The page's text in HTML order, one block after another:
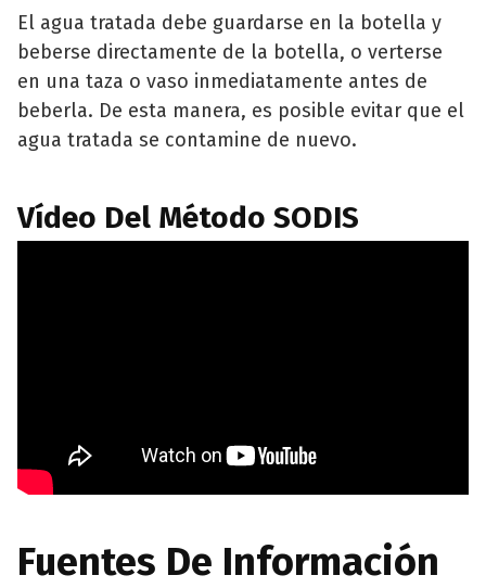
El agua tratada debe guardarse en la botella y
beberse directamente de la botella, o verterse
en una taza o vaso inmediatamente antes de
beberla. De esta manera, es posible evitar que el
agua tratada se contamine de nuevo.
Vídeo Del Método SODIS
Fuentes De Información